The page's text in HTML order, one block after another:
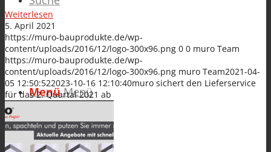
Menü Menü
Weiterlesen
5. April 2021
https://muro-bauprodukte.de/wp-
content/uploads/2016/12/logo-300x96.png 0 0 muro Team
https://muro-bauprodukte.de/wp-
content/uploads/2016/12/logo-300x96.png muro Team2021-04-
05 12:50:522023-10-16 12:10:40muro sichert den Lieferservice
für das 2. Quartal 2021 ab